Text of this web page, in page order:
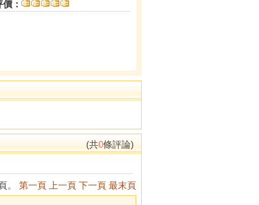
：
(共0條評論)
。 第一頁 上一頁 下一頁 最末頁